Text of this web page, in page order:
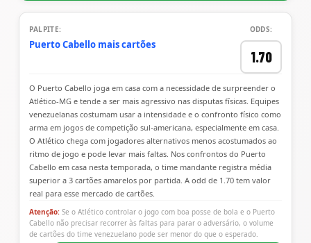
PALPITE:
Puerto Cabello mais cartões
ODDS:
1.70
O Puerto Cabello joga em casa com a necessidade de surpreender o
Atlético-MG e tende a ser mais agressivo nas disputas físicas. Equipes
venezuelanas costumam usar a intensidade e o confronto físico como
arma em jogos de competição sul-americana, especialmente em casa.
O Atlético chega com jogadores alternativos menos acostumados ao
ritmo de jogo e pode levar mais faltas. Nos confrontos do Puerto
Cabello em casa nesta temporada, o time mandante registra média
superior a 3 cartões amarelos por partida. A odd de 1.70 tem valor
real para esse mercado de cartões.
Atenção:Se o Atlético controlar o jogo com boa posse de bola e o Puerto
Cabello não precisar recorrer às faltas para parar o adversário, o volume
de cartões do time venezuelano pode ser menor do que o esperado.